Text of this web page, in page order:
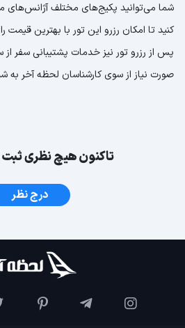
شما می‌توانید پکیج‌های مختلف آژانس‌های
کنید تا امکان رزرو این تور با بهترین قیمت
پس از رزرو تور نیز خدمات پشتیبانی سفر
صورت نیاز از سوی کارشناسان لحظه آخر به
تاکنون هیچ نظری
درج نظر